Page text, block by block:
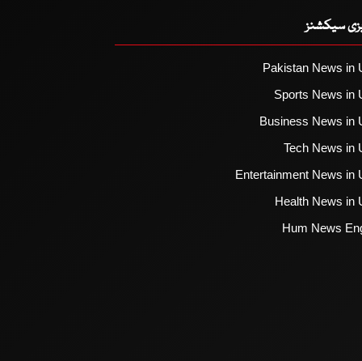
سیکشنز
Pakistan News in
Sports News in
Business News in
Tech News in
Entertainment News in
Health News in
Hum News